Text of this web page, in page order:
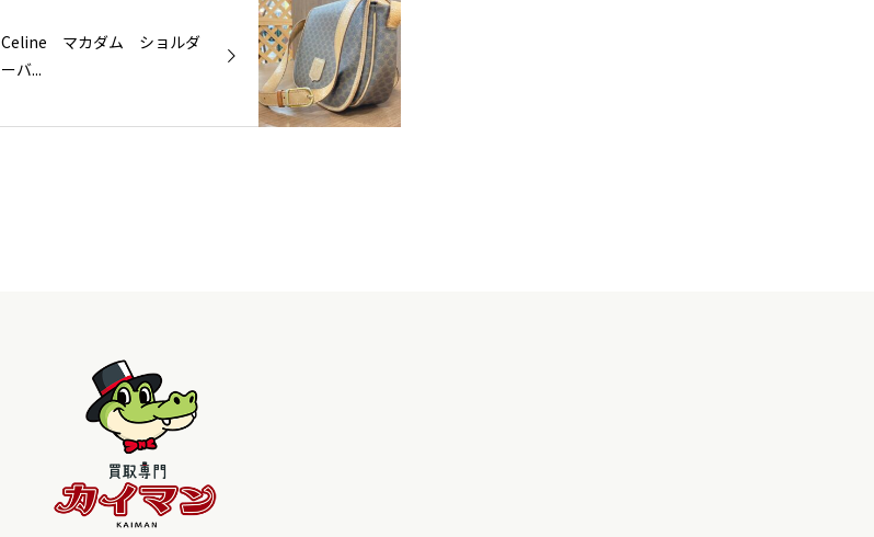
Celine マカダム ショルダ
ーバ...